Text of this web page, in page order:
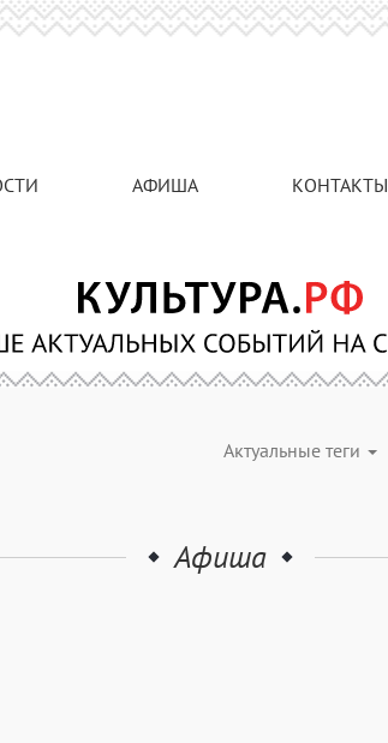
АФИША КОНТАКТЫ
Актуальные теги
Афиша